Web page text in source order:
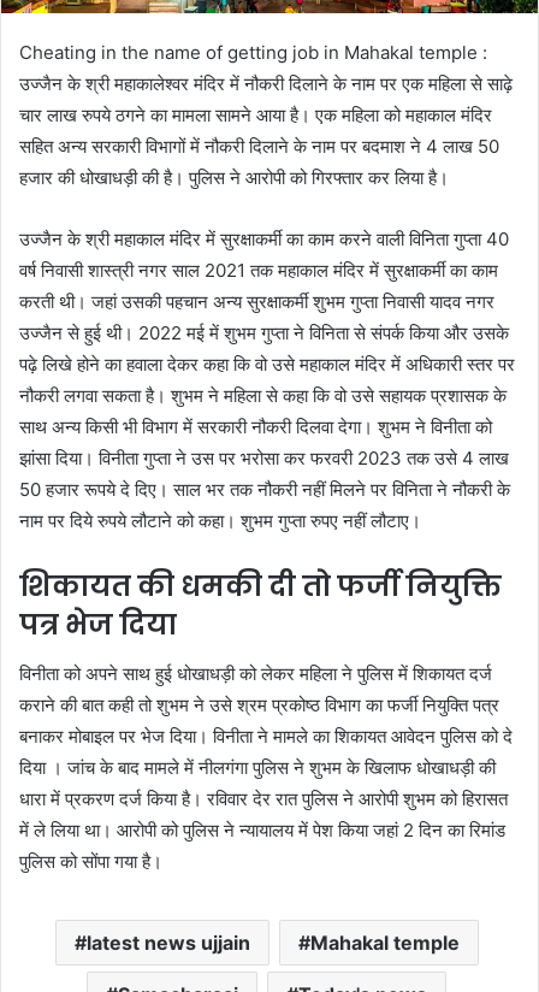
Cheating in the name of getting job in Mahakal temple :
उज्जैन के श्री महाकालेश्वर मंदिर में नौकरी दिलाने के नाम पर एक महिला से साढ़े
चार लाख रुपये ठगने का मामला सामने आया है। एक महिला को महाकाल मंदिर
सहित अन्य सरकारी विभागों में नौकरी दिलाने के नाम पर बदमाश ने 4 लाख 50
हजार की धोखाधड़ी की है। पुलिस ने आरोपी को गिरफ्तार कर लिया है।
उज्जैन के श्री महाकाल मंदिर में सुरक्षाकर्मी का काम करने वाली विनिता गुप्ता 40
वर्ष निवासी शास्त्री नगर साल 2021 तक महाकाल मंदिर में सुरक्षाकर्मी का काम
करती थी। जहां उसकी पहचान अन्य सुरक्षाकर्मी शुभम गुप्ता निवासी यादव नगर
उज्जैन से हुई थी। 2022 मई में शुभम गुप्ता ने विनिता से संपर्क किया और उसके
पढ़े लिखे होने का हवाला देकर कहा कि वो उसे महाकाल मंदिर में अधिकारी स्तर पर
नौकरी लगवा सकता है। शुभम ने महिला से कहा कि वो उसे सहायक प्रशासक के
साथ अन्य किसी भी विभाग में सरकारी नौकरी दिलवा देगा। शुभम ने विनीता को
झांसा दिया। विनीता गुप्ता ने उस पर भरोसा कर फरवरी 2023 तक उसे 4 लाख
50 हजार रूपये दे दिए। साल भर तक नौकरी नहीं मिलने पर विनिता ने नौकरी के
नाम पर दिये रुपये लौटाने को कहा। शुभम गुप्ता रुपए नहीं लौटाए।
शिकायत की धमकी दी तो फर्जी नियुक्ति
पत्र भेज दिया
विनीता को अपने साथ हुई धोखाधड़ी को लेकर महिला ने पुलिस में शिकायत दर्ज
कराने की बात कही तो शुभम ने उसे श्रम प्रकोष्ठ विभाग का फर्जी नियुक्ति पत्र
बनाकर मोबाइल पर भेज दिया। विनीता ने मामले का शिकायत आवेदन पुलिस को दे
दिया । जांच के बाद मामले में नीलगंगा पुलिस ने शुभम के खिलाफ धोखाधड़ी की
धारा में प्रकरण दर्ज किया है। रविवार देर रात पुलिस ने आरोपी शुभम को हिरासत
में ले लिया था। आरोपी को पुलिस ने न्यायालय में पेश किया जहां 2 दिन का रिमांड
पुलिस को सोंपा गया है।
latest news ujjain Mahakal temple